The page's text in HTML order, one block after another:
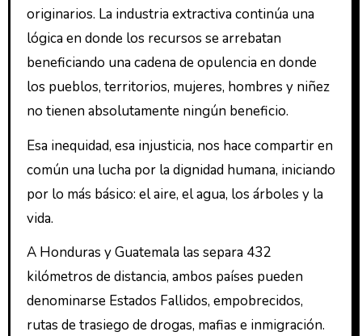
originarios. La industria extractiva continúa una
lógica en donde los recursos se arrebatan
beneficiando una cadena de opulencia en donde
los pueblos, territorios, mujeres, hombres y niñez
no tienen absolutamente ningún beneficio.
Esa inequidad, esa injusticia, nos hace compartir en
común una lucha por la dignidad humana, iniciando
por lo más básico: el aire, el agua, los árboles y la
vida.
A Honduras y Guatemala las separa 432
kilómetros de distancia, ambos países pueden
denominarse Estados Fallidos, empobrecidos,
rutas de trasiego de drogas, mafias e inmigración.